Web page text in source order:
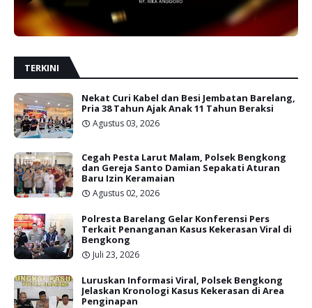
TERKINI
Nekat Curi Kabel dan Besi Jembatan Barelang,
Pria 38 Tahun Ajak Anak 11 Tahun Beraksi
Agustus 03, 2026
Cegah Pesta Larut Malam, Polsek Bengkong
dan Gereja Santo Damian Sepakati Aturan
Baru Izin Keramaian
Agustus 02, 2026
Polresta Barelang Gelar Konferensi Pers
Terkait Penanganan Kasus Kekerasan Viral di
Bengkong
Juli 23, 2026
Luruskan Informasi Viral, Polsek Bengkong
Jelaskan Kronologi Kasus Kekerasan di Area
Penginapan